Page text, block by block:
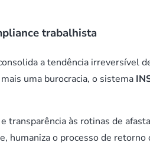
trabalhista
a tendência irreversível
uma burocracia, o sistema
transparência às rotinas de
humaniza o processo de